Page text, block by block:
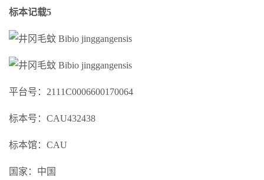
标本记载5
平台号：2111C0006600170064
标本号：CAU432438
标本馆：CAU
国家：中国